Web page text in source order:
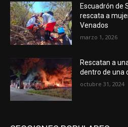
Escuadrón de
rescata a
Venados
marzo 1, 2026
Rescatan a
dentro de una
octubre 31, 2024